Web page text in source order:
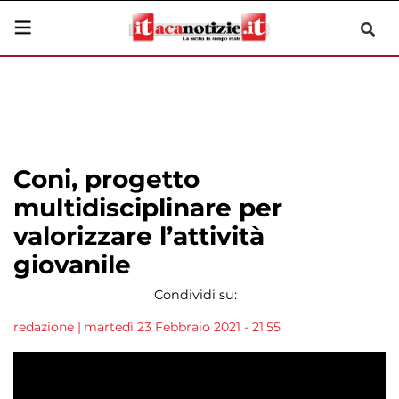
Coni, progetto
multidisciplinare per
valorizzare l’attività
giovanile
Condividi su:
redazione | martedì 23 Febbraio 2021 - 21:55